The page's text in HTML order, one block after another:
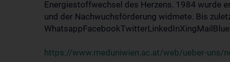
Energiestoffwechsel des Herzens. 1984 wurde
und der Nachwuchsförderung widmete. Bis
https://www.meduniwien.ac.at/web/ueber-uns/